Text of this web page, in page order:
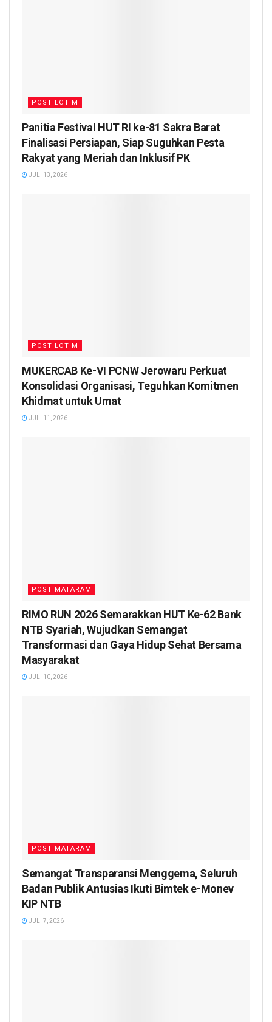
POST LOTIM
Panitia Festival HUT RI ke-81 Sakra Barat
Finalisasi Persiapan, Siap Suguhkan Pesta
Rakyat yang Meriah dan Inklusif PK
JULI 13, 2026
POST LOTIM
MUKERCAB Ke-VI PCNW Jerowaru Perkuat
Konsolidasi Organisasi, Teguhkan Komitmen
Khidmat untuk Umat
JULI 11, 2026
POST MATARAM
RIMO RUN 2026 Semarakkan HUT Ke-62 Bank
NTB Syariah, Wujudkan Semangat
Transformasi dan Gaya Hidup Sehat Bersama
Masyarakat
JULI 10, 2026
POST MATARAM
Semangat Transparansi Menggema, Seluruh
Badan Publik Antusias Ikuti Bimtek e-Monev
KIP NTB
JULI 7, 2026